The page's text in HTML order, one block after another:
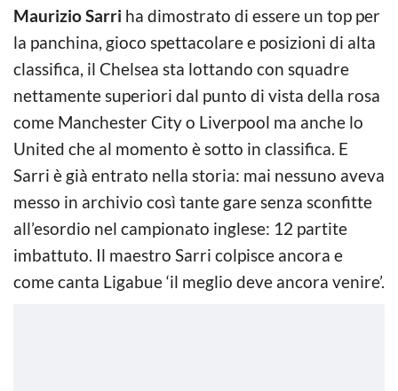
Maurizio Sarri ha dimostrato di essere un top per
la panchina, gioco spettacolare e posizioni di alta
classifica, il Chelsea sta lottando con squadre
nettamente superiori dal punto di vista della rosa
come Manchester City o Liverpool ma anche lo
United che al momento è sotto in classifica. E
Sarri è già entrato nella storia: mai nessuno aveva
messo in archivio così tante gare senza sconfitte
all’esordio nel campionato inglese: 12 partite
imbattuto. Il maestro Sarri colpisce ancora e
come canta Ligabue ‘il meglio deve ancora venire’.